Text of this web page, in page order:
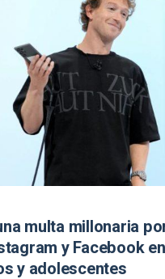
multa millonaria
y Facebook
y adolescentes